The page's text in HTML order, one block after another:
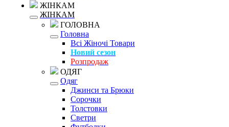
ЖІНКАМ
ЖІНКАМ
ГОЛОВНА
Головна
Всі Жіночі Товари
Новий сезон
Розпродаж
ОДЯГ
Одяг
Джинси та Брюки
Сорочки
Толстовки
Светри